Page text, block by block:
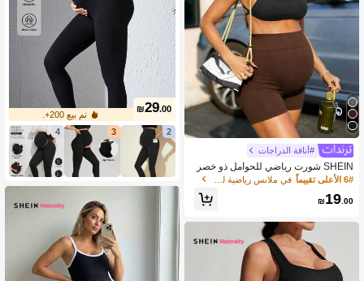
#أناقة الدراجات
SHEIN شورت رياضي للحوامل ذو خصر
عالي رافع للون الأحادي
6# الأعلى تقييماً
₪19.00
₪29.00
تم بيع 200+.
2
3
4